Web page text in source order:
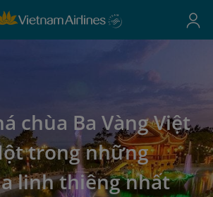
chùa Ba Vàng Việt
trong những
linh thiêng nhất